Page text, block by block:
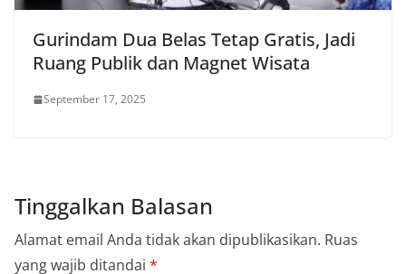
Gurindam Dua Belas Tetap Gratis, Jadi
Ruang Publik dan Magnet Wisata
September 17, 2025
Tinggalkan Balasan
Alamat email Anda tidak akan dipublikasikan. Ruas
yang wajib ditandai *